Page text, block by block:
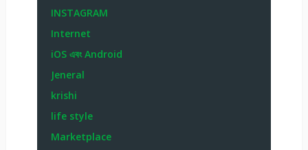
INSTAGRAM
Internet
iOS এবং Android
Jeneral
krishi
life style
Marketplace